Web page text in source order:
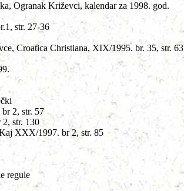
Ogranak Križevci, kalendar za 1998. god.
str. 27-36
Croatica Christiana, XIX/1995. br. 35, str. 63
2, str. 57
str. 130
XXX/1997. br 2, str. 85
regule